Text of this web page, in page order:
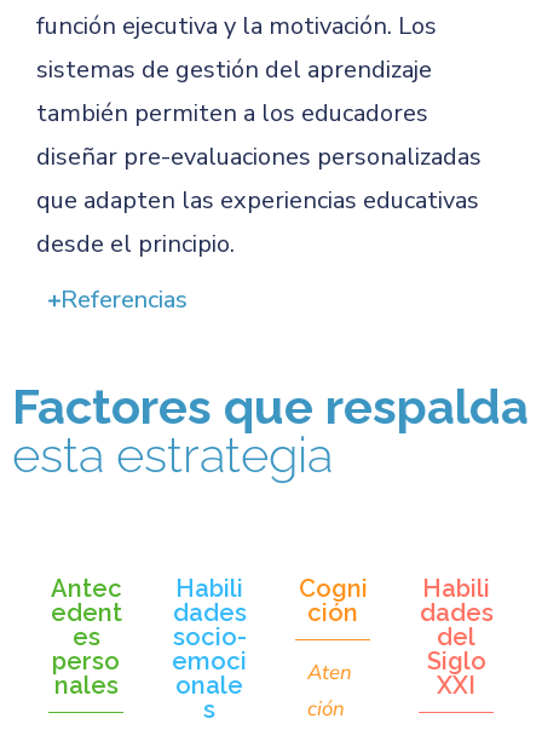
función ejecutiva y la motivación. Los
sistemas de gestión del aprendizaje
también permiten a los educadores
diseñar pre-evaluaciones personalizadas
que adapten las experiencias educativas
desde el principio.
Referencias
Factores que respalda
esta estrategia
Antec
edent
es
perso
nales
Habili
dades
socio-
emoci
onale
s
Cogni
ción
Aten
ción
Habili
dades
del
Siglo
XXI